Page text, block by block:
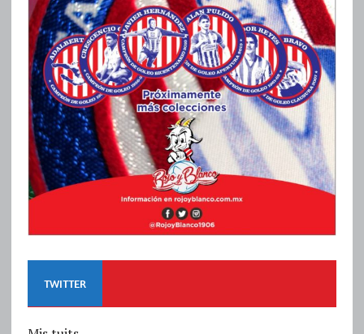
TWITTER